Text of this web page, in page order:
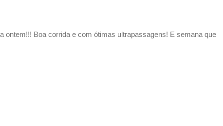
ontem!!! Boa corrida e com ótimas ultrapassagens! E semana que